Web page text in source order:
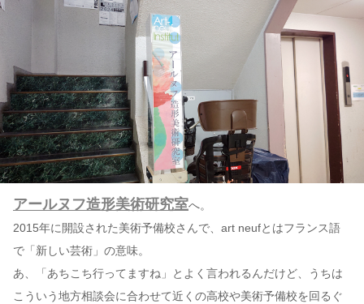
アールヌフ造形美術研究室へ。
2015年に開設された美術予備校さんで、art neufとはフランス語
で「新しい芸術」の意味。
あ、「あちこち行ってますね」とよく言われるんだけど、うちは
こういう地方相談会に合わせて近くの高校や美術予備校を回るぐ